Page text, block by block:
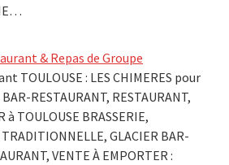
& Repas de Groupe
TOULOUSE : LES CHIMERES pour
RESTAURANT, RESTAURANT,
à TOULOUSE BRASSERIE,
GLACIER BAR-
VENTE À EMPORTER :